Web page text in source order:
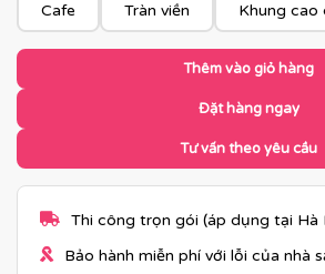
Cafe Tràn viền Khung cao
Thêm vào giỏ hàng
Đặt hàng ngay
Tư vấn theo yêu cầu
Thi công trọn gói (áp dụng tại Hà
Bảo hành miễn phí với lỗi của nhà